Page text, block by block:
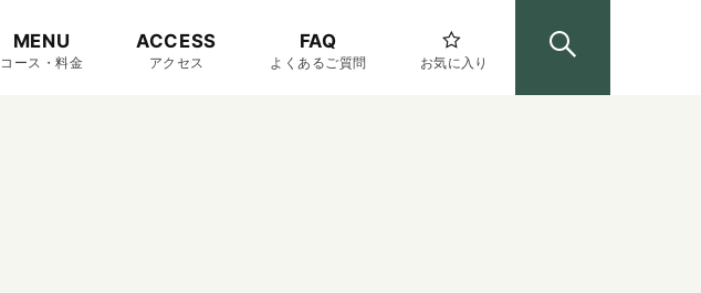
MENU
コース・料金
ACCESS
アクセス
FAQ
よくあるご質問 お気に入り